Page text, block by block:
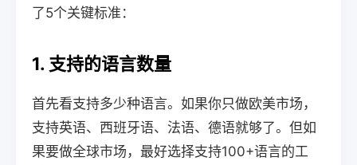
了5个关键标准：
1. 支持的语言数量
首先看支持多少种语言。如果你只做欧美市场，
支持英语、西班牙语、法语、德语就够了。但如
果要做全球市场，最好选择支持100+语言的工